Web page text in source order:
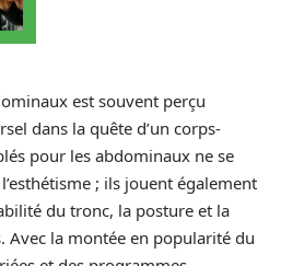
est souvent perçu
dans la quête d’un corps-
pour les abdominaux ne se
; ils jouent également
du tronc, la posture et la
Avec la montée en popularité du